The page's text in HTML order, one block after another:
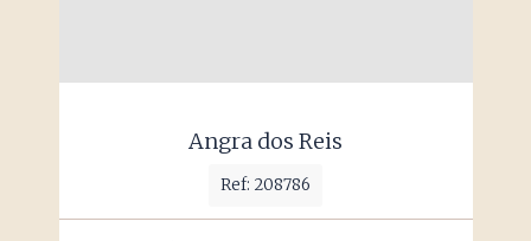
Angra dos Reis
Ref: 208786